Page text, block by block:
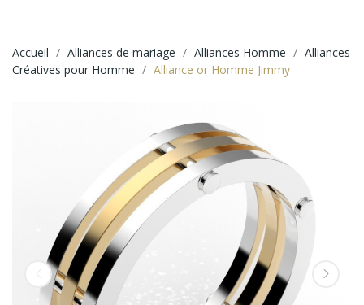
Accueil Alliances de mariage Alliances Homme
Alliances
Créatives pour Homme
Alliance or Homme Jimmy